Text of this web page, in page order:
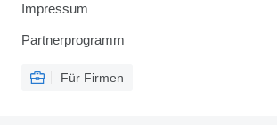
Impressum
Partnerprogramm
Für Firmen